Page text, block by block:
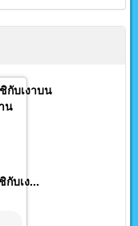
บเง...